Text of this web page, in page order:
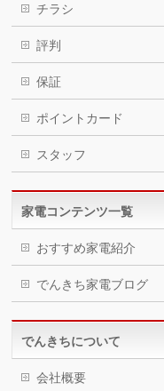
チラシ
評判
保証
ポイントカード
スタッフ
家電コンテンツ一覧
おすすめ家電紹介
でんきち家電ブログ
でんきちについて
会社概要